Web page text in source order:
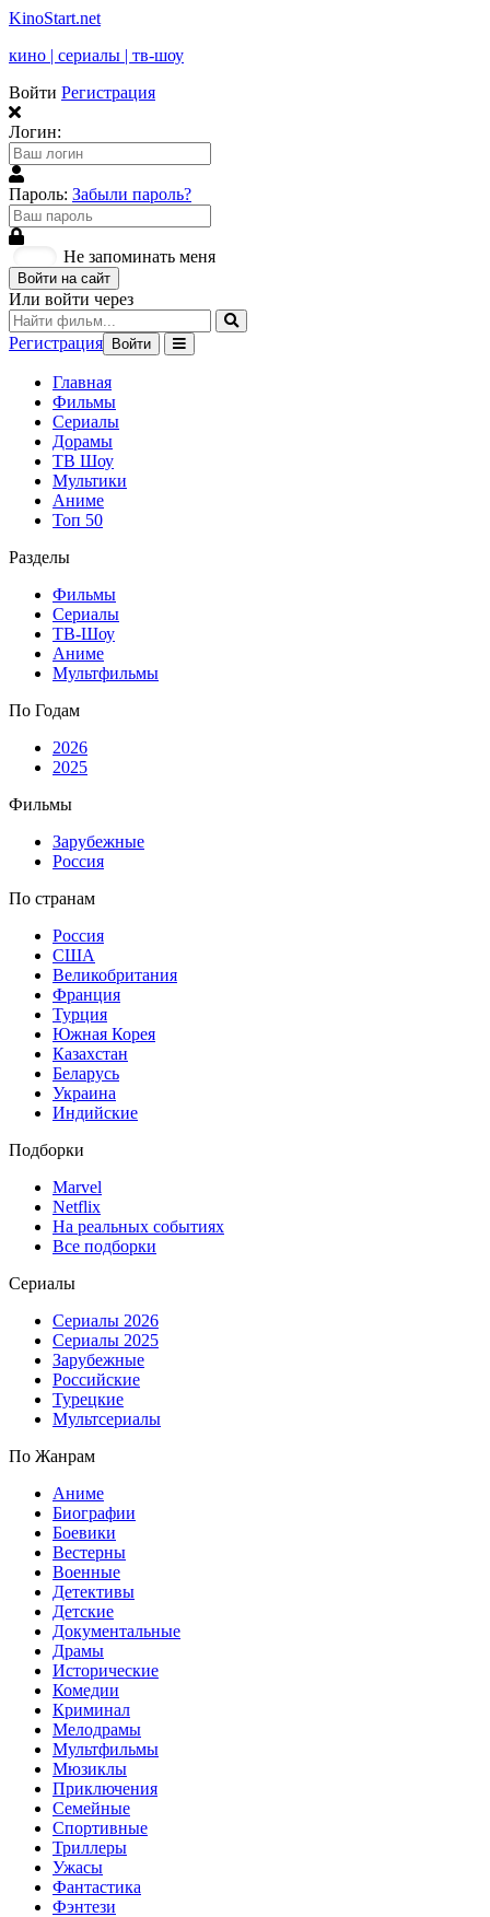
KinoStart.net
кино | сериалы | тв-шоу
Войти Регистрация
Логин:
Пароль: Забыли пароль?
Не запоминать меня
Войти на сайт
Или войти через
Регистрация Войти
Главная
Фильмы
Сериалы
Дорамы
ТВ Шоу
Мультики
Аниме
Топ 50
Разделы
Фильмы
Сериалы
ТВ-Шоу
Аниме
Мультфильмы
По Годам
2026
2025
Фильмы
Зарубежные
Россия
По странам
Россия
США
Великобритания
Франция
Турция
Южная Корея
Казахстан
Беларусь
Украина
Индийские
Подборки
Marvel
Netflix
На реальных событиях
Все подборки
Сериалы
Сериалы 2026
Сериалы 2025
Зарубежные
Российские
Турецкие
Мультсериалы
По Жанрам
Аниме
Биографии
Боевики
Вестерны
Военные
Детективы
Детские
Документальные
Драмы
Исторические
Комедии
Криминал
Мелодрамы
Мультфильмы
Мюзиклы
Приключения
Семейные
Спортивные
Триллеры
Ужасы
Фантастика
Фэнтези